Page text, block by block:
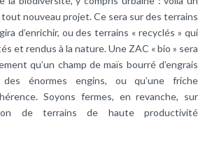
nouveau projet. Ce sera sur des terrains
d’enrichir, ou des terrains « recyclés » qui
et rendus à la nature. Une ZAC « bio » sera
qu’un champ de maïs bourré d’engrais
énormes engins, ou qu’une friche
Soyons fermes, en revanche, sur
de terrains de haute productivité